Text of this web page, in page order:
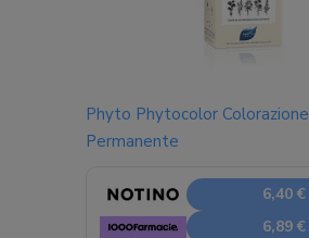
Phyto Phytocolor Colorazione
Permanente
6,40 €
6,89 €